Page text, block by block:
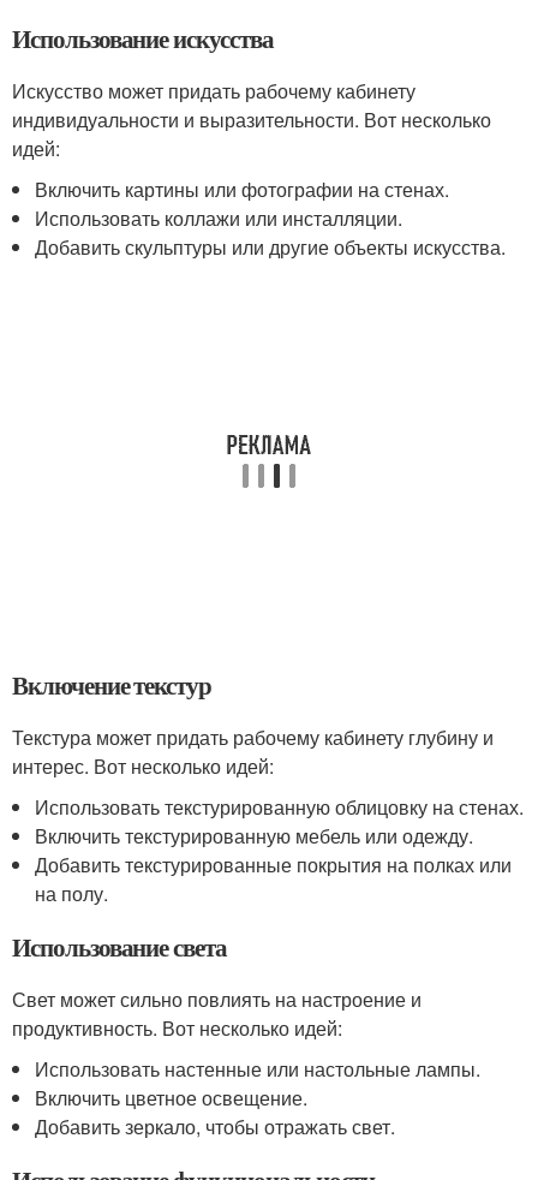
Использование искусства
Искусство может придать рабочему кабинету
индивидуальности и выразительности. Вот несколько
идей:
Включить картины или фотографии на стенах.
Использовать коллажи или инсталляции.
Добавить скульптуры или другие объекты искусства.
Включение текстур
Текстура может придать рабочему кабинету глубину и
интерес. Вот несколько идей:
Использовать текстурированную облицовку на стенах.
Включить текстурированную мебель или одежду.
Добавить текстурированные покрытия на полках или
на полу.
Использование света
Свет может сильно повлиять на настроение и
продуктивность. Вот несколько идей:
Использовать настенные или настольные лампы.
Включить цветное освещение.
Добавить зеркало, чтобы отражать свет.